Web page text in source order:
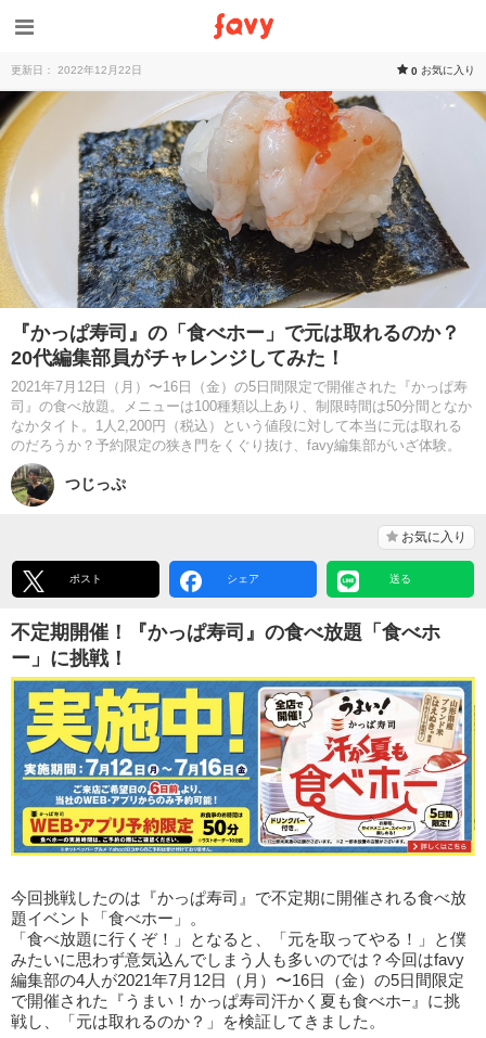
更新日： 2022年12月22日 0 お気に入り
『かっぱ寿司』の「食べホー」で元は取れるのか？
20代編集部員がチャレンジしてみた！
2021年7月12日（月）〜16日（金）の5日間限定で開催された『かっぱ寿
司』の食べ放題。メニューは100種類以上あり、制限時間は50分間となか
なかタイト。1人2,200円（税込）という値段に対して本当に元は取れる
のだろうか？予約限定の狭き門をくぐり抜け、favy編集部がいざ体験。
つじっぷ
お気に入り
ポスト シェア 送る
不定期開催！『かっぱ寿司』の食べ放題「食べホ
ー」に挑戦！
今回挑戦したのは『かっぱ寿司』で不定期に開催される食べ放
題イベント「食べホー」。
「食べ放題に行くぞ！」となると、「元を取ってやる！」と僕
みたいに思わず意気込んでしまう人も多いのでは？今回はfavy
編集部の4人が2021年7月12日（月）〜16日（金）の5日間限定
で開催された『うまい！かっぱ寿司汗かく夏も食べホ−』に挑
戦し、「元は取れるのか？」を検証してきました。